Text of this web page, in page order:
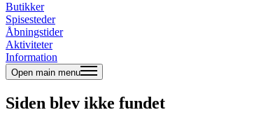
Butikker
Spisesteder
Åbningstider
Aktiviteter
Information
Open main menu
Siden blev ikke fundet